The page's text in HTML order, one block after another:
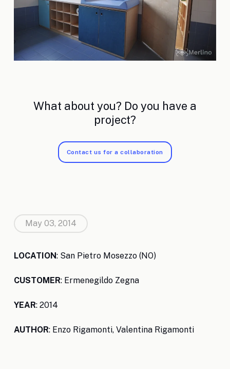
What about you? Do you have a
project?
Contact us for a collaboration
May 03, 2014
LOCATION: San Pietro Mosezzo (NO)
CUSTOMER: Ermenegildo Zegna
YEAR: 2014
AUTHOR: Enzo Rigamonti, Valentina Rigamonti